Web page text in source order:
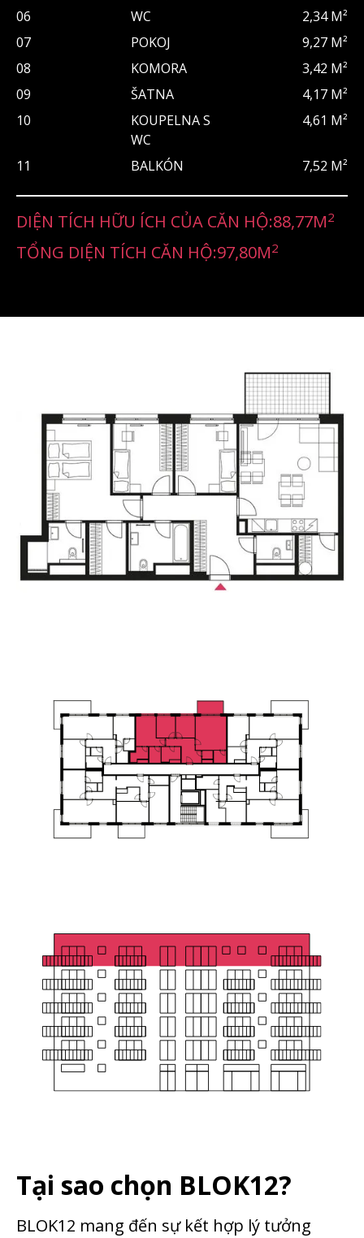
06
WC
2,34 M²
07
POKOJ
9,27 M²
08
KOMORA
3,42 M²
09
ŠATNA
4,17 M²
10
KOUPELNA S
WC
4,61 M²
11 BALKÓN 7,52 M²
DIỆN TÍCH HỮU ÍCH CỦA CĂN HỘ:88,77M2
TỔNG DIỆN TÍCH CĂN HỘ:97,80M2
Tại sao chọn BLOK12?
BLOK12 mang đến sự kết hợp lý tưởng